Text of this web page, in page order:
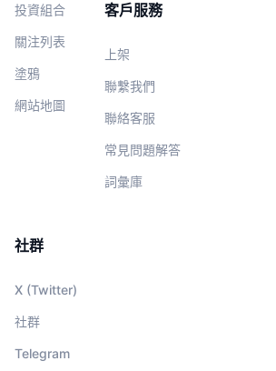
投資組合
關注列表
塗鴉
網站地圖
客戶服務
上架
聯繫我們
聯絡客服
常見問題解答
詞彙庫
社群
X (Twitter)
社群
Telegram